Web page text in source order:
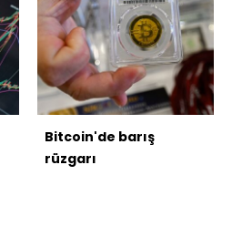
Bitcoin'de barış
rüzgarı